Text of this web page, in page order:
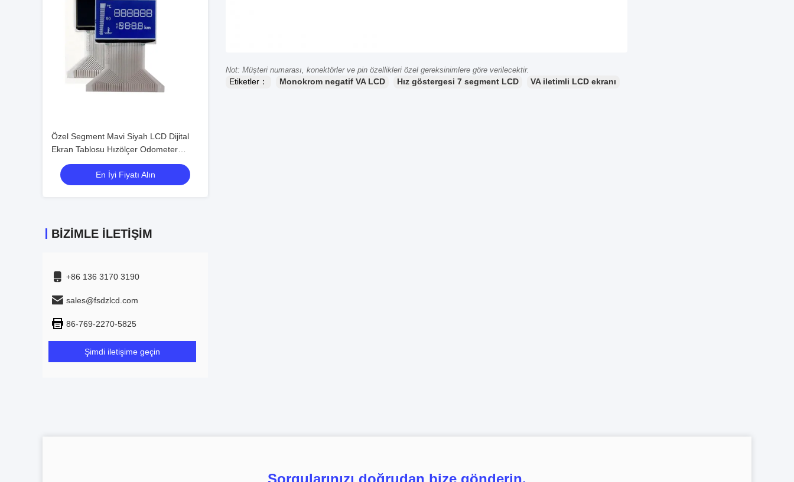
Özel Segment Mavi Siyah LCD Dijital
Ekran Tablosu Hızölçer Odometer
Tachometer HTN Negatif LCD için LCD
Ekranı
En İyi Fiyatı Alın
BIZIMLE İLETIŞIM
+86 136 3170 3190
sales@fsdzlcd.com
86-769-2270-5825
Şimdi iletişime geçin
Not: Müşteri numarası, konektörler ve pin özellikleri özel gereksinimlere göre verilecektir.
Etiketler： Monokrom negatif VA LCD Hız göstergesi 7 segment LCD VA iletimli LCD ekranı
Sorgularınızı doğrudan bize gönderin.